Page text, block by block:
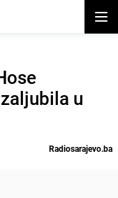
u
Radiosarajevo.ba